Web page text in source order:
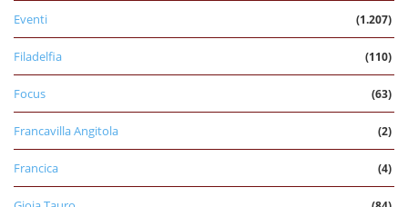
Eventi (1.207)
Filadelfia (110)
Focus (63)
Francavilla Angitola (2)
Francica (4)